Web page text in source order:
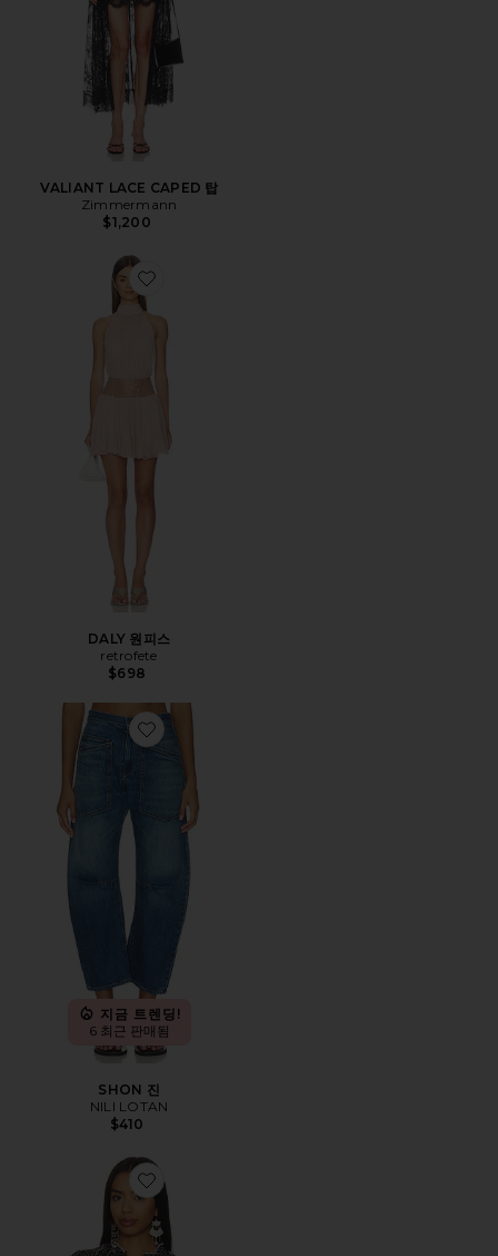
VALIANT LACE CAPED 탑
Zimmermann
$1,200
DALY 원피스
retrofete
$698
지금 트렌딩!
6 최근 판매됨
SHON 진
NILI LOTAN
$410
Favorite CHRISTA 블라우스